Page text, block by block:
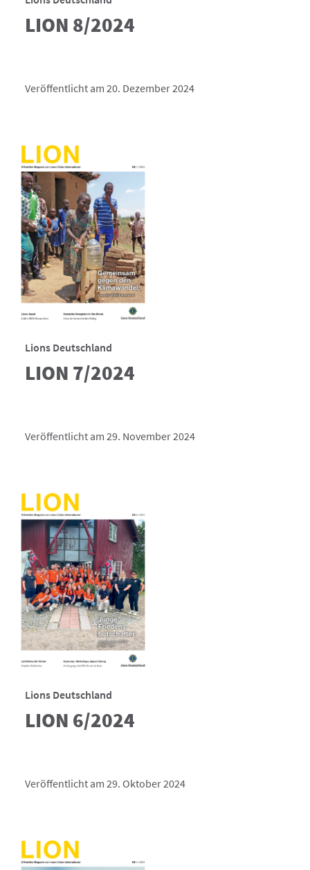
LION 8/2024
Veröffentlicht am 20. Dezember 2024
Lions Deutschland
LION 7/2024
Veröffentlicht am 29. November 2024
Lions Deutschland
LION 6/2024
Veröffentlicht am 29. Oktober 2024